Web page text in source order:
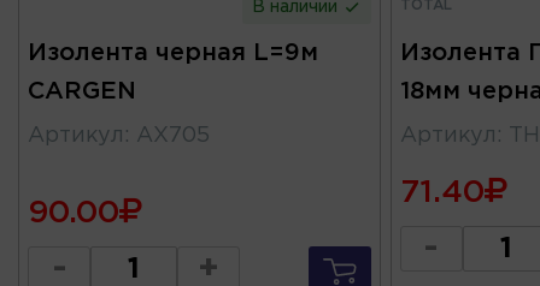
В наличии
Изолента черная L=9м
CARGEN
Артикул : AX705
90.00
- +
TOTAL
Изолента
18мм
Артикул :
71.40
-